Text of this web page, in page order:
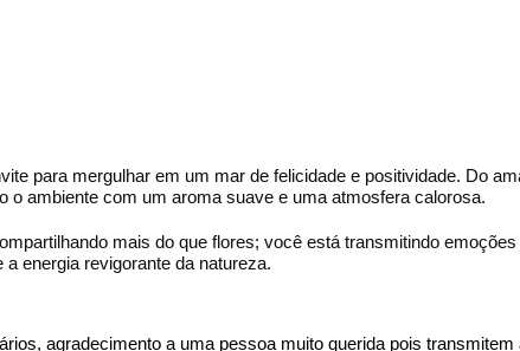
para mergulhar em um mar de felicidade e positividade. Do
o ambiente com um aroma suave e uma atmosfera calorosa.
mais do que flores; você está transmitindo
energia revigorante da natureza.
agradecimento a uma pessoa muito querida pois transmitem